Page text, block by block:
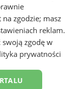
będą
zgodzie; masz
reklam.
zgodę w
prywatności